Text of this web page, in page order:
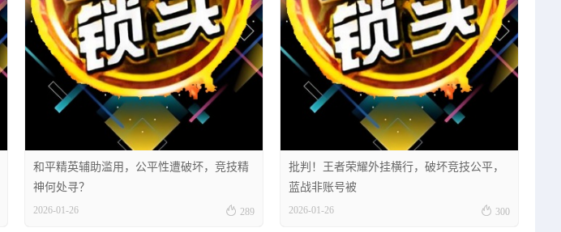
和平精英辅助滥用，公平性遭破坏，竞技精
神何处寻？
2026-01-26  289
批判！王者荣耀外挂横行，破坏竞技公平，
蓝战非账号被
2026-01-26  300